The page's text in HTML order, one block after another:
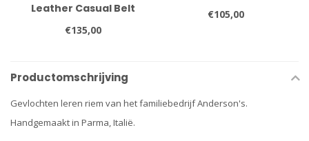
Leather Casual Belt
€135,00
€105,00
Productomschrijving
Gevlochten leren riem van het familiebedrijf Anderson's.
Handgemaakt in Parma, Italië.